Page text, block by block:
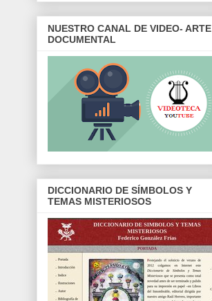
NUESTRO CANAL DE VIDEO- ARTE
DOCUMENTAL
DICCIONARIO DE SÍMBOLOS Y
TEMAS MISTERIOSOS